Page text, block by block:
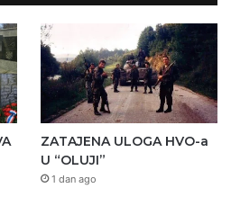
ZATAJENA ULOGA HVO-a
U “OLUJI”
1 dan ago